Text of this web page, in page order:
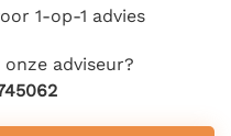
1-op-1 advies
adviseur?